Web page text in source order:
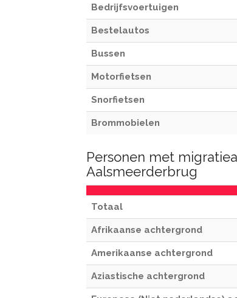
Bedrijfsvoertuigen
Bestelautos
Bussen
Motorfietsen
Snorfietsen
Brommobielen
Personen met
Aalsmeerderbrug
Totaal
Afrikaanse achtergrond
Amerikaanse achtergrond
Aziastische achtergrond